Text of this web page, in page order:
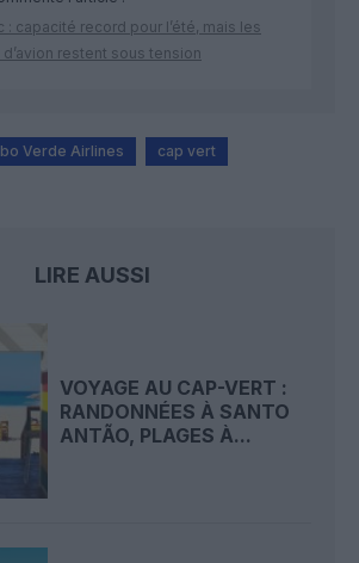
: capacité record pour l’été, mais les
restent sous tension
Verde Airlines cap vert
LIRE AUSSI
VOYAGE AU CAP-VERT :
RANDONNÉES À SANTO
ANTÃO, PLAGES À...